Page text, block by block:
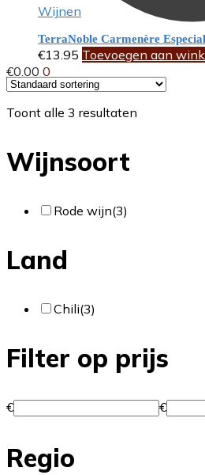
€0.00 0
Wijnen
TerraNoble Carmenère Especial
€13.95 Toevoegen aan
Toont alle 3 resultaten
Wijnsoort
Rode wijn(3)
Land
Chili(3)
Filter op prijs
€ €
Regio